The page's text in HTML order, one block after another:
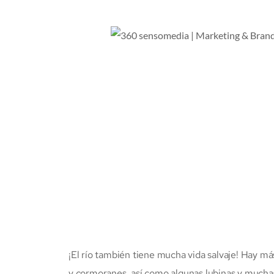
¡El río también tiene mucha vida salvaje! Hay